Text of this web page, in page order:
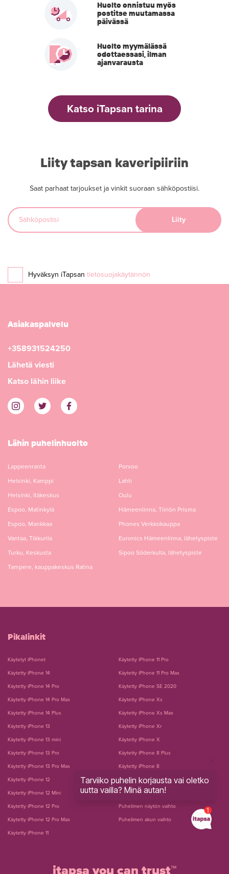
Huolto onnistuu myös
postitse muutamassa
päivässä
Huolto myymälässä
odottaessasi, ilman
ajanvarausta
Katso iTapsan tarina
Liity tapsan kaveripiiriin
Saat parhaat tarjoukset ja vinkit suoraan sähköpostiisi.
Hyväksyn iTapsan tietosuojakäytännön
Asiakaspalvelu
+358931524250
Lähetä viesti
Katso lähin liike
Lähin puhelinhuolto
Lappeenranta
Helsinki, Kamppi
Helsinki, Itäkeskus
Espoo, Matinkylä
Espoo, Mankkaa
Vantaa, Tikkurila
Turku, Keskusta
Tampere, kauppakeskus Ratina
Porvoo
Lahti
Oulu
Hämeenlinna, Tiiriön Prisma
Phones Verkkokauppa
Euronics Hämeenlinna, lähetyspiste
Sipoo Söderkulla, lähetyspiste
Pikalinkit
Käytetyt iPhonet
Käytetty iPhone 14
Käytetty iPhone 14 Pro
Käytetty iPhone 14 Pro Max
Käytetty iPhone 14 Plus
Käytetty iPhone 13
Käytetty iPhone 13 mini
Käytetty iPhone 13 Pro
Käytetty iPhone 13 Pro Max
Käytetty iPhone 12
Käytetty iPhone 12 Mini
Käytetty iPhone 12 Pro
Käytetty iPhone 12 Pro Max
Käytetty iPhone 11
Käytetty iPhone 11 Pro
Käytetty iPhone 11 Pro Max
Käytetty iPhone SE 2020
Käytetty iPhone Xs
Käytetty iPhone Xs Max
Käytetty iPhone Xr
Käytetty iPhone X
Käytetty iPhone 8 Plus
Käytetty iPhone 8
Käytetty iPhone 7 Plus
Käytetty iPhone 7
Puhelimen näytön vaihto
Puhelimen akun vaihto
itapsa you can trust™
Tarviiko puhelin korjausta vai oletko
uutta vailla? Minä autan!